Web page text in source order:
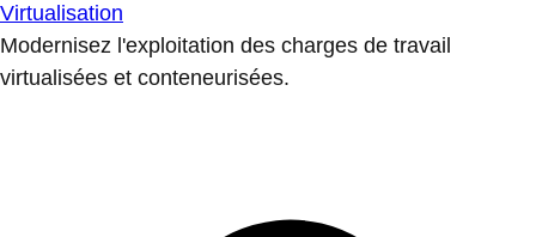
Virtualisation
Modernisez l'exploitation des charges de travail
virtualisées et conteneurisées.